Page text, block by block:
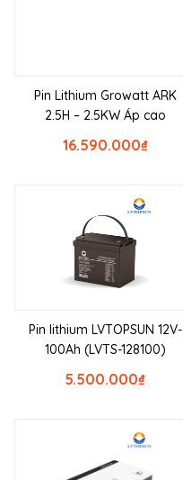
Pin Lithium Growatt ARK
2.5H – 2.5KW Áp cao
₫
16.590.000
Pin lithium LVTOPSUN 12V-
100Ah (LVTS-128100)
₫
5.500.000